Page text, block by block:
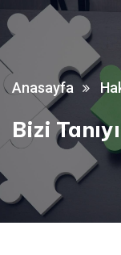
Anasayfa
Bizi